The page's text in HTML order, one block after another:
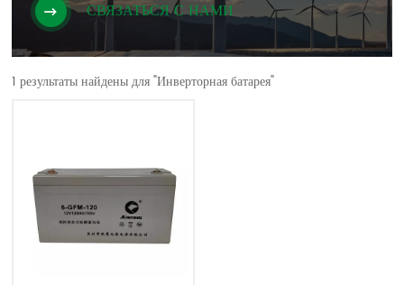
СВЯЗАТЬСЯ С НАМИ
1 результаты найдены для "Инверторная батарея"